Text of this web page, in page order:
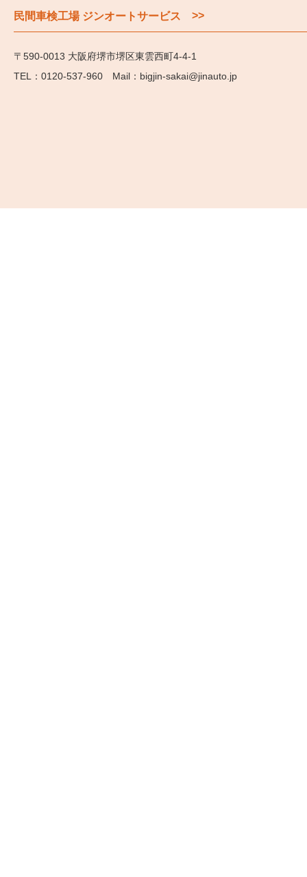
民間車検工場 ジンオートサービス >>
〒590-0013 大阪府堺市堺区東雲西町4-4-1
0120-537-960
bigjin-sakai@jinauto.jp